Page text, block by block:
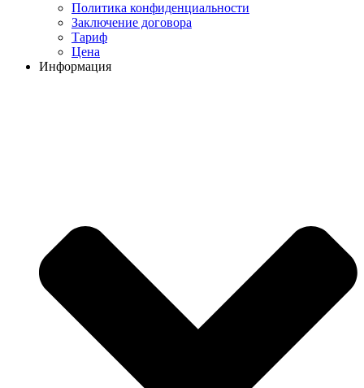
Политика конфиденциальности
Заключение договора
Тариф
Цена
Информация